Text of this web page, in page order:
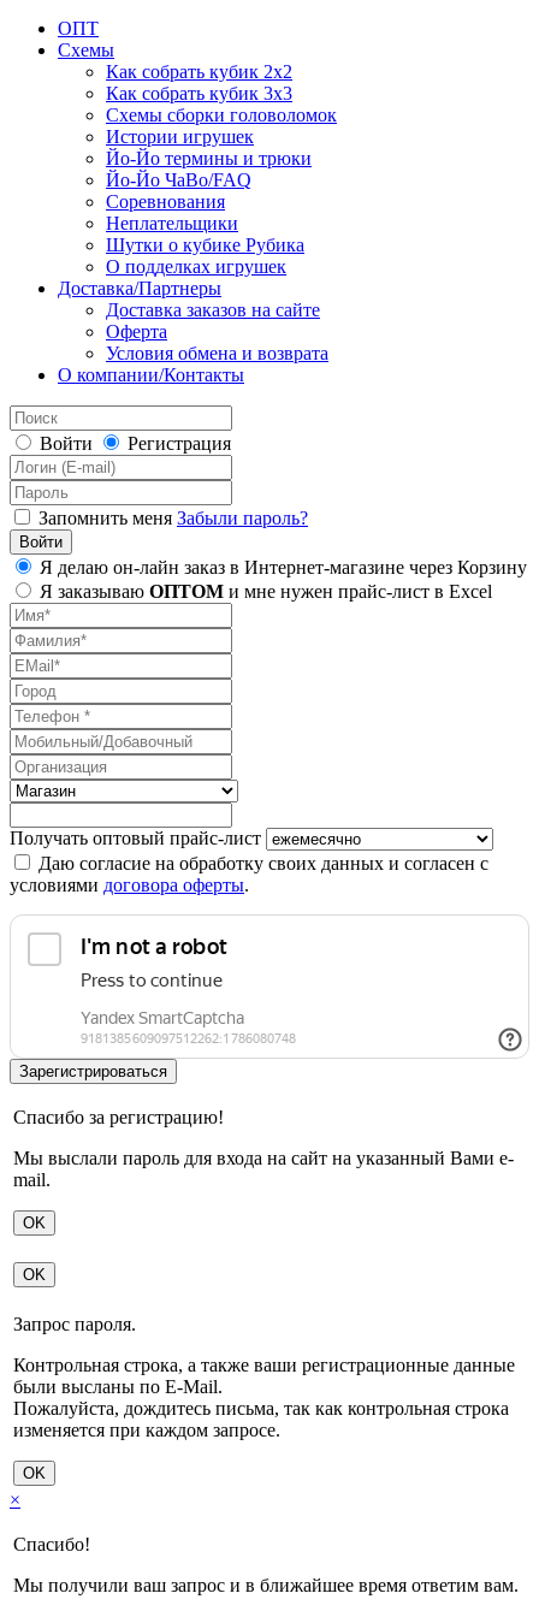
ОПТ
Схемы
Как собрать кубик 2х2
Как собрать кубик 3х3
Схемы сборки головоломок
Истории игрушек
Йо-Йо термины и трюки
Йо-Йо ЧаВо/FAQ
Соревнования
Неплательщики
Шутки о кубике Рубика
О подделках игрушек
Доставка/Партнеры
Доставка заказов на сайте
Оферта
Условия обмена и возврата
О компании/Контакты
Войти Регистрация
Запомнить меня Забыли пароль?
Я делаю он-лайн заказ в Интернет-магазине через Корзину
Я заказываю ОПТОМ и мне нужен прайс-лист в Excel
Получать оптовый прайс-лист
Даю согласие на обработку своих данных и согласен с
условиями договора оферты.
Спасибо за регистрацию!
Мы выслали пароль для входа на сайт на указанный Вами e-
mail.
OK
OK
Запрос пароля.
Контрольная строка, а также ваши регистрационные данные
были высланы по E-Mail.
Пожалуйста, дождитесь письма, так как контрольная строка
изменяется при каждом запросе.
OK
×
Спасибо!
Мы получили ваш запрос и в ближайшее время ответим вам.